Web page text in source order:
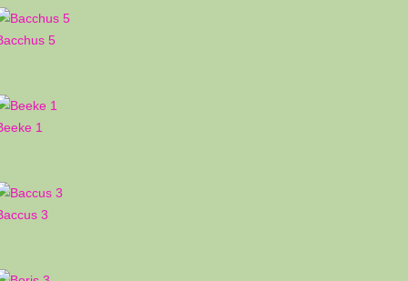
5
1
3